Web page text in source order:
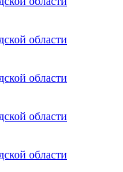
области
области
области
области